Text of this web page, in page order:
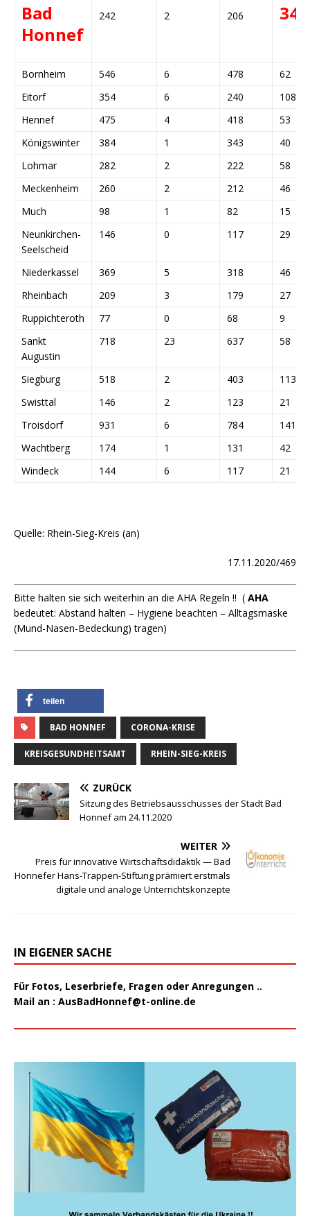
Bad
Honnef
242 2 206 34
Bornheim 546 6 478
62
Eitorf
354 6 240
108
Hennef
475 4 418
53
Königswinter
384 1 343
40
Lohmar
282 2 222
58
Meckenheim
260 2 212
46
Much
98 1 82
15
Neunkirchen-
Seelscheid
146 0 117 29
Niederkassel 369 5 318
46
Rheinbach
209 3 179
27
Ruppichteroth
77 0 68
9
Sankt
Augustin
718 23 637 58
Siegburg 518 2 403
113
Swisttal
146 2 123
21
Troisdorf
931 6 784
141
Wachtberg
174 1 131
42
Windeck
144 6 117 21
Quelle: Rhein-Sieg-Kreis (an)
17.11.2020/469
Bitte halten sie sich weiterhin an die AHA Regeln !! ( AHA
bedeutet: Abstand halten – Hygiene beachten – Alltagsmaske
(Mund-Nasen-Bedeckung) tragen)
teilen
BAD HONNEF CORONA-KRISE
KREISGESUNDHEITSAMT RHEIN-SIEG-KREIS
ZURÜCK
Sitzung des Betriebsausschusses der Stadt Bad
Honnef am 24.11.2020
WEITER
Preis für innovative Wirtschaftsdidaktik — Bad
Honnefer Hans-Trappen-Stiftung prämiert erstmals
digitale und analoge Unterrichtskonzepte
IN EIGENER SACHE
Für Fotos, Leserbriefe, Fragen oder Anregungen ..
Mail an : AusBadHonnef@t-online.de